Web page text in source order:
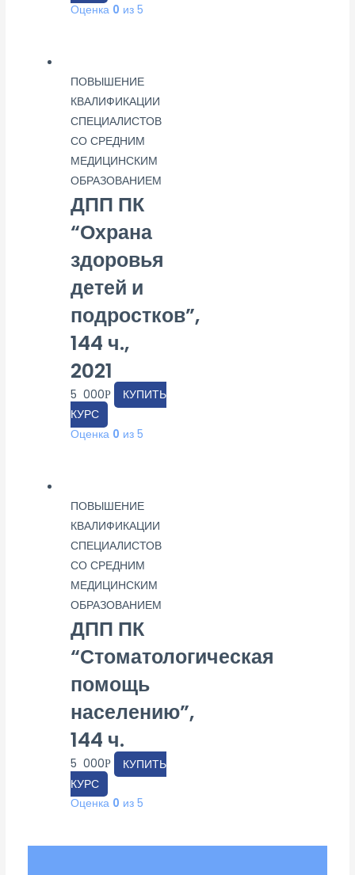
Оценка 0 из 5
ПОВЫШЕНИЕ
КВАЛИФИКАЦИИ
СПЕЦИАЛИСТОВ
СО СРЕДНИМ
МЕДИЦИНСКИМ
ОБРАЗОВАНИЕМ
ДПП ПК
“Охрана
здоровья
детей и
подростков”,
144 ч.,
2021
5 000Р
КУПИТЬ
КУРС
Оценка 0 из 5
ПОВЫШЕНИЕ
КВАЛИФИКАЦИИ
СПЕЦИАЛИСТОВ
СО СРЕДНИМ
МЕДИЦИНСКИМ
ОБРАЗОВАНИЕМ
ДПП ПК
“Стоматологическая
помощь
населению”,
144 ч.
5 000Р
КУПИТЬ
КУРС
Оценка 0 из 5